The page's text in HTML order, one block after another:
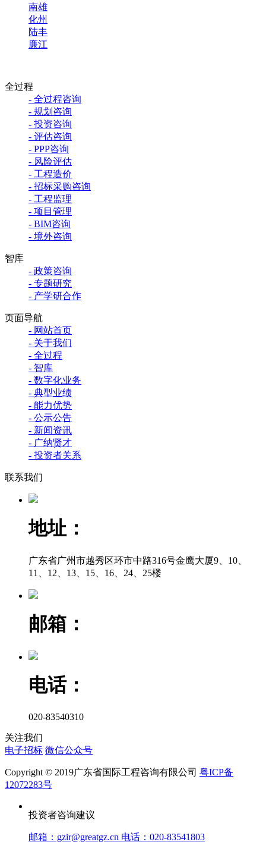
南雄
化州
陆丰
廉江
全过程
- 全过程咨询
- 规划咨询
- 投资咨询
- 评估咨询
- PPP咨询
- 风险评估
- 工程造价
- 招标采购咨询
- 工程监理
- 项目管理
- BIM咨询
- 境外咨询
智库
- 政策咨询
- 专题研究
- 产学研合作
页面导航
- 网站首页
- 关于我们
- 全过程
- 智库
- 数字化业务
- 典型业绩
- 能力优势
- 公示公告
- 新闻资讯
- 广纳贤才
- 投资者关系
联系我们
地址：
广东省广州市越秀区环市中路316号金鹰大厦9、10、
11、12、13、15、16、24、25楼
邮箱：
电话：
020-83540310
关注我们
电子招标 微信公众号
Copyright © 2019广东省国际工程咨询有限公司 粤ICP备
12072283号
投资者咨询建议
邮箱：gzir@greatgz.cn 电话：020-83541803